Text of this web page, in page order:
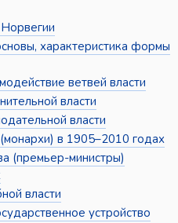
характеристика формы
ветвей власти
власти
власти
в 1905–2010 годах
(премьер-министры)
власти
устройство